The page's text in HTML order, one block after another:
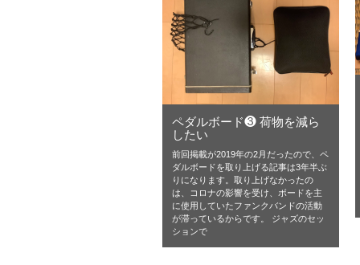
ペダルボード❸ 荷物を減ら
したい
前回掲載が2019年の2月だったので、ペ
ダルボードを取り上げる記事は3年半ぶ
りになります。取り上げなかったの
は、コロナの影響を受け、ボードを主
に使用していたファンクバンドの活動
が滞っているからです。 ジャズのセッ
ションで